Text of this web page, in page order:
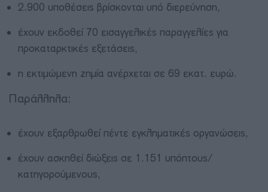
2.900 υποθέσεις βρίσκονται υπό διερεύνηση,
έχουν εκδοθεί 70 εισαγγελικές παραγγελίες για
προκαταρκτικές εξετάσεις,
η εκτιμώμενη ζημία ανέρχεται σε 69 εκατ. ευρώ.
Παράλληλα:
έχουν εξαρθρωθεί πέντε εγκληματικές οργανώσεις,
έχουν ασκηθεί διώξεις σε 1.151 υπόπτους/
κατηγορούμενους,